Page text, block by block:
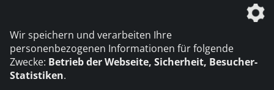
Die DVS Media GmbH ist ein Unternehmen der
Wir speichern und verarbeiten Ihre
personenbezogenen Informationen für folgende
Zwecke: Betrieb der Webseite, Sicherheit, Besucher-
Statistiken.